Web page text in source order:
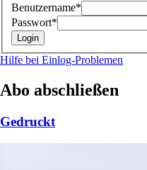
Benutzername*
Passwort*
Hilfe bei Einlog-Problemen
Abo abschließen
Gedruckt